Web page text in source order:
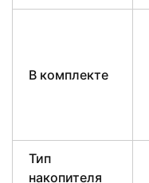
В комплекте
Тип
накопителя